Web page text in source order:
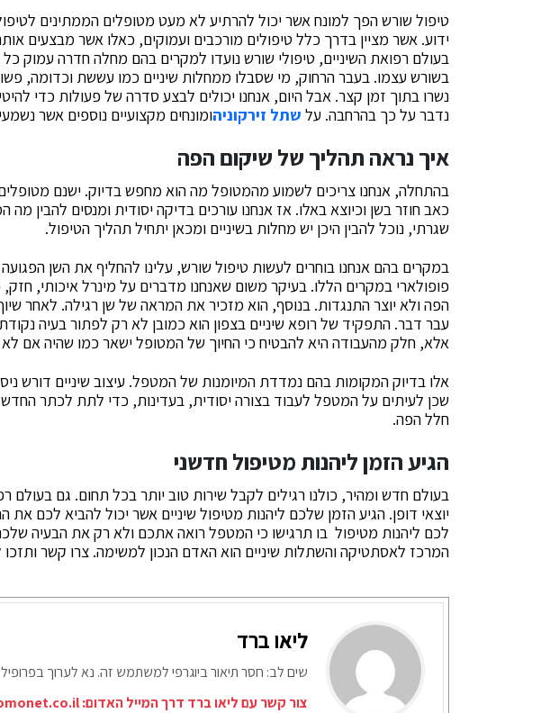
טיפול שורש הפך למונח אשר יכול להרתיע לא מעט מטופלים הממתינים
ידוע. אשר מציין בדרך כלל טיפולים מורכבים ועמוקים, כאלו אשר מבצעים
בעולם רפואת השיניים, טיפולי שורש נועדו למקרים בהם מחלה חדרה עמוק
בשורש עצמו. בעבר הרחוק, מי שסבלו ממחלות שיניים כמו עששת וכדומה,
נשרו בתוך זמן קצר. אבל היום, אנחנו יכולים לבצע סדרה של פעולות כדי
נדבר על כך בהרחבה. על שתל זירקוניהומונחים מקצועיים נוספים אשר
איך נראה תהליך של שיקום הפה
בהתחלה, אנחנו צריכים לשמוע מהמטופל מה הוא מחפש בדיוק. ישנם
כאב חוזר בשן וכיוצא באלו. אז אנחנו עורכים בדיקה יסודית ומנסים להבין
שגרתי, נוכל להבין היכן יש מחלות בשיניים ומכאן יתחיל תהליך הטיפול.
במקרים בהם אנחנו בוחרים לעשות טיפול שורש, עלינו להחליף את השן
פופולארי במקרים הללו. בעיקר משום שאנחנו מדברים על מינרל איכותי,
הפה ולא יוצר התנגדות. בנוסף, הוא מזכיר את המראה של שן רגילה. לאחר
עבר דבר. התפקיד של רופא שיניים בצפון הוא כמובן לא רק לפתור בעיה
אלא, חלק מהעבודה היא להבטיח כי החיוך של המטופל ישאר כמו שהיה אם לא
אלו בדיוק המקומות בהם נמדדת המיומנות של המטפל. עיצוב שיניים דורש
שכן לעיתים על המטפל לעבוד בצורה יסודית, בעדינות, כדי לתת לכתר
חלל הפה.
הגיע הזמן ליהנות מטיפול חדשני
בעולם חדש ומהיר, כולנו רגילים לקבל שירות טוב יותר בכל תחום. גם בעולם
יוצאי דופן. הגיע הזמן שלכם ליהנות מטיפול שיניים אשר יכול להביא לכם את
לכם ליהנות מטיפול בו תרגישו כי המטפל רואה אתכם ולא רק את הבעיה
המרכז לאסתטיקה והשתלות שיניים הוא האדם הנכון למשימה. צרו קשר ותזכו
ליאו ברד
שים לב: חסר תיאור ביוגרפי למשתמש זה. נא לערוך
צור קשר עם ליאו ברד דרך המייל האדום: